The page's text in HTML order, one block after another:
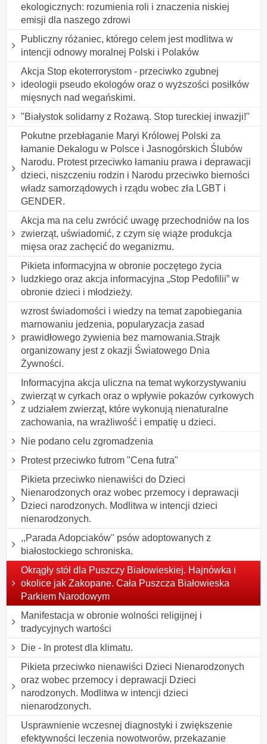
ekologicznych: rozumienia roli i znaczenia niskiej
emisji dla naszego zdrowi
Publiczny różaniec, którego celem jest modlitwa w
intencji odnowy moralnej Polski i Polaków
Akcja Stop ekoterrorystom - przeciwko zgubnej
ideologii pseudo ekologów oraz o wyższości posiłków
mięsnych nad wegańskimi.
"Białystok solidarny z Rożawą. Stop tureckiej inwazji!"
Pokutne przebłaganie Maryi Królowej Polski za
łamanie Dekalogu w Polsce i Jasnogórskich Ślubów
Narodu. Protest przeciwko łamaniu prawa i deprawacji
dzieci, niszczeniu rodzin i Narodu przeciwko bierności
władz samorządowych i rządu wobec zła LGBT i
GENDER.
Akcja ma na celu zwrócić uwagę przechodniów na los
zwierząt, uświadomić, z czym się wiąże produkcja
mięsa oraz zachęcić do weganizmu.
Pikieta informacyjna w obronie poczętego życia
ludzkiego oraz akcja informacyjna „Stop Pedofilii” w
obronie dzieci i młodzieży.
wzrost świadomości i wiedzy na temat zapobiegania
marnowaniu jedzenia, popularyzacja zasad
prawidłowego żywienia bez marnowania.Strajk
organizowany jest z okazji Światowego Dnia
Żywności.
Informacyjna akcja uliczna na temat wykorzystywaniu
zwierząt w cyrkach oraz o wpływie pokazów cyrkowych
z udziałem zwierząt, które wykonują nienaturalne
zachowania, na wrażliwość i empatię u dzieci.
Nie podano celu zgromadzenia
Protest przeciwko futrom "Cena futra"
Pikieta przeciwko nienawiści do Dzieci
Nienarodzonych oraz wobec przemocy i deprawacji
Dzieci narodzonych. Modlitwa w intencji dzieci
nienarodzonych.
,,Parada Adopciaków" psów adoptowanych z
białostockiego schroniska.
Okrągły stół dla Puszczy Białowieskiej. Hajnówka i
okolice jak Zakopane. Cała Puszcza Białowieska
Parkiem Narodowym
Manifestacja w obronie wolności religijnej i
tradycyjnych wartości
Die - In protest dla klimatu.
Pikieta przeciwko nienawiści Dzieci Nienarodzonych
oraz wobec przemocy i deprawacji Dzieci
narodzonych. Modlitwa w intencji dzieci
nienarodzonych.
Usprawnienie wczesnej diagnostyki i zwiększenie
efektywności leczenia nowotworów, przekazanie